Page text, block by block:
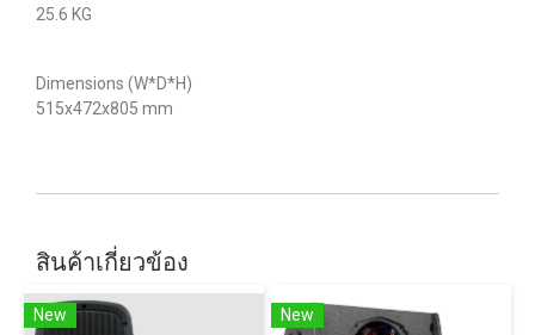
25.6 KG
Dimensions (W*D*H)
515x472x805 mm
สินค้าเกี่ยวข้อง
New New